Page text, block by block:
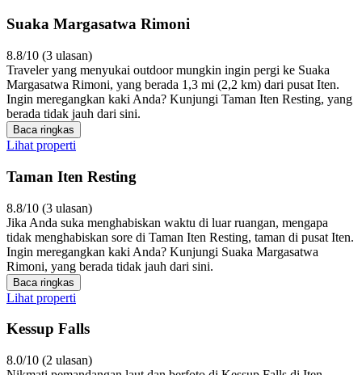
Suaka Margasatwa Rimoni
8.8/10 (3 ulasan)
Traveler yang menyukai outdoor mungkin ingin pergi ke Suaka
Margasatwa Rimoni, yang berada 1,3 mi (2,2 km) dari pusat Iten.
Ingin meregangkan kaki Anda? Kunjungi Taman Iten Resting, yang
berada tidak jauh dari sini.
Baca ringkas
Lihat properti
Taman Iten Resting
8.8/10 (3 ulasan)
Jika Anda suka menghabiskan waktu di luar ruangan, mengapa
tidak menghabiskan sore di Taman Iten Resting, taman di pusat Iten.
Ingin meregangkan kaki Anda? Kunjungi Suaka Margasatwa
Rimoni, yang berada tidak jauh dari sini.
Baca ringkas
Lihat properti
Kessup Falls
8.0/10 (2 ulasan)